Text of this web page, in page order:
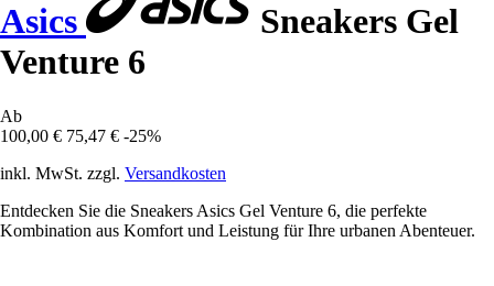
Asics
Sneakers Gel
Venture 6
Ab
100,00 € 75,47 € -25%
inkl. MwSt. zzgl. Versandkosten
Entdecken Sie die Sneakers Asics Gel Venture 6, die perfekte
Kombination aus Komfort und Leistung für Ihre urbanen Abenteuer.